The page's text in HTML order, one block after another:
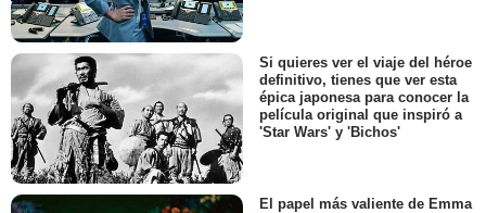
Si quieres ver el viaje del héroe
definitivo, tienes que ver esta
épica japonesa para conocer la
película original que inspiró a
'Star Wars' y 'Bichos'
El papel más valiente de Emma